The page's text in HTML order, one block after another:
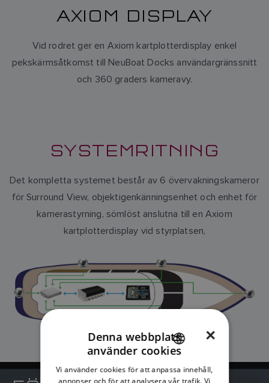
AXIOM DISPLAY
Vid rodret ger en Axiom kartplotterdisplay enkel
pekskärmsåtkomst till NeuBoat Docks användargränssnitt
och 360 graders kameravy.
SYSTEMRITNING
Det kompletta systemet består av 6 övervakningskameror
för Surround View, objektigenkänningsenhet och enhet för
kamerastyrning, sömlöst anslutna till en Axiom
kartplotterdisplay vid styrplatsen,
ENGLISH
FRENCH
×
Denna webbplats
använder cookies
Vi använder cookies för att anpassa innehåll,
annonser och för att analysera vår trafik. Vi